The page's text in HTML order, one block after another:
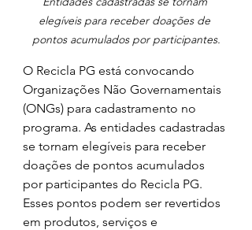
elegíveis para receber doações de
pontos acumulados por participantes.
O Recicla PG está convocando
Organizações Não Governamentais
(ONGs) para cadastramento no
programa. As entidades cadastradas
se tornam elegíveis para receber
doações de pontos acumulados
por participantes do Recicla PG.
Esses pontos podem ser revertidos
em produtos, serviços e